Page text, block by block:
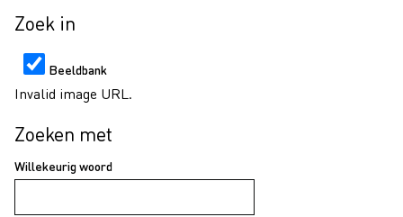
Zoek in
Beeldbank
Invalid image URL.
Zoeken met
Willekeurig woord